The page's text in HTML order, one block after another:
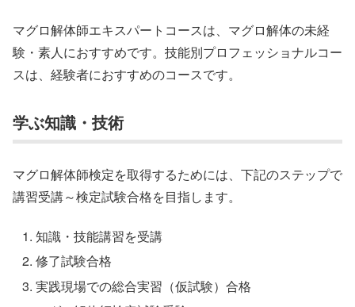
マグロ解体師エキスパートコースは、マグロ解体の未経
験・素人におすすめです。技能別プロフェッショナルコー
スは、経験者におすすめのコースです。
学ぶ知識・技術
マグロ解体師検定を取得するためには、下記のステップで
講習受講～検定試験合格を目指します。
知識・技能講習を受講
修了試験合格
実践現場での総合実習（仮試験）合格